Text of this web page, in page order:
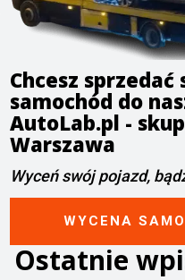
Chcesz sprzedać
samochód do
AutoLab.pl -
Warszawa
Wyceń swój pojazd,
WYCENA
Ostatnie